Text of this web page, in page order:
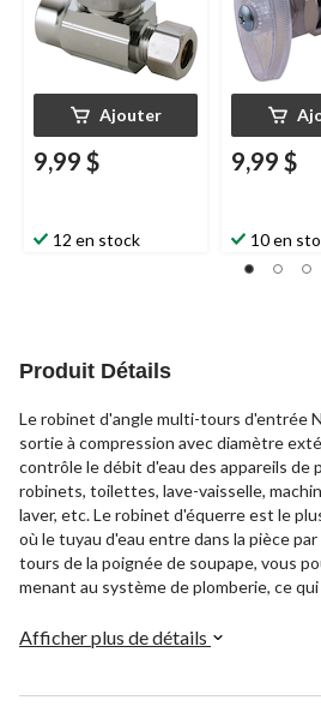
Ajouter
9,99 $
12 en stock
9,99 $
10 en
Produit Détails
Le robinet d'angle multi-tours d'entrée
sortie à compression avec diamètre
contrôle le débit d'eau des appareils de
robinets, toilettes, lave-vaisselle,
laver, etc. Le robinet d'équerre est le
où le tuyau d'eau entre dans la pièce
tours de la poignée de soupape, vous
menant au système de plomberie, ce
la structure usinée 1/2 po en laiton 1
Afficher plus de détails